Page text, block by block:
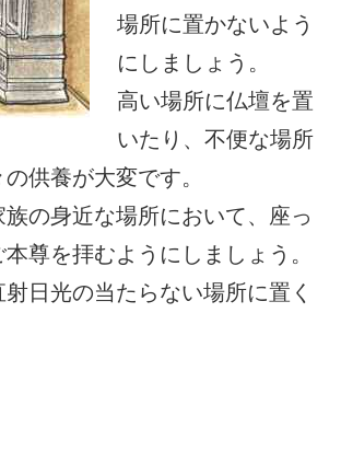
場所に置かないよう
にしましょう。
高い場所に仏壇を置
いたり、不便な場所
供養が大変です。
の身近な場所において、座っ
尊を拝むようにしましょう。
日光の当たらない場所に置く